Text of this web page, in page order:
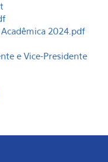
2024.pdf
e Vice-Presidente